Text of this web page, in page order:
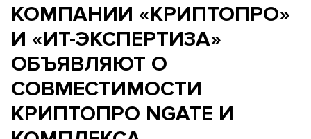
КОМПАНИИ «КРИПТОПРО»
И «ИТ-ЭКСПЕРТИЗА»
ОБЪЯВЛЯЮТ О
СОВМЕСТИМОСТИ
КРИПТОПРО NGATE И